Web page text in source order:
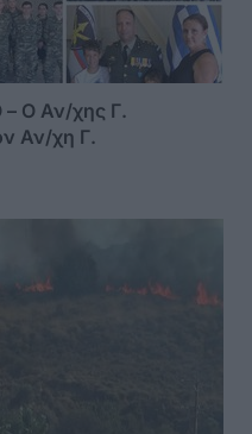
Ο Αν/χης Γ.
Αν/χη Γ.